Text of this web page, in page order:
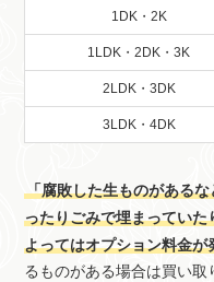
1DK・2K
1LDK・2DK・3K
2LDK・3DK
3LDK・4DK
「腐敗した生ものがある
ったりごみで埋まってい
よってはオプション料金
るものがある場合は買い